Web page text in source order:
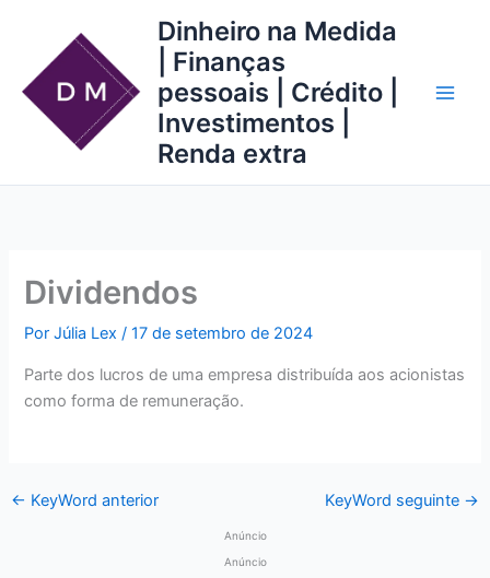
conteúdo
Dinheiro na Medida
| Finanças
pessoais | Crédito |
Investimentos |
Renda extra
Dividendos
PorJúlia Lex/17 de setembro de 2024
Parte dos lucros de uma empresa distribuída aos acionistas
como forma de remuneração.
← KeyWord anterior KeyWord seguinte →
Anúncio
Anúncio